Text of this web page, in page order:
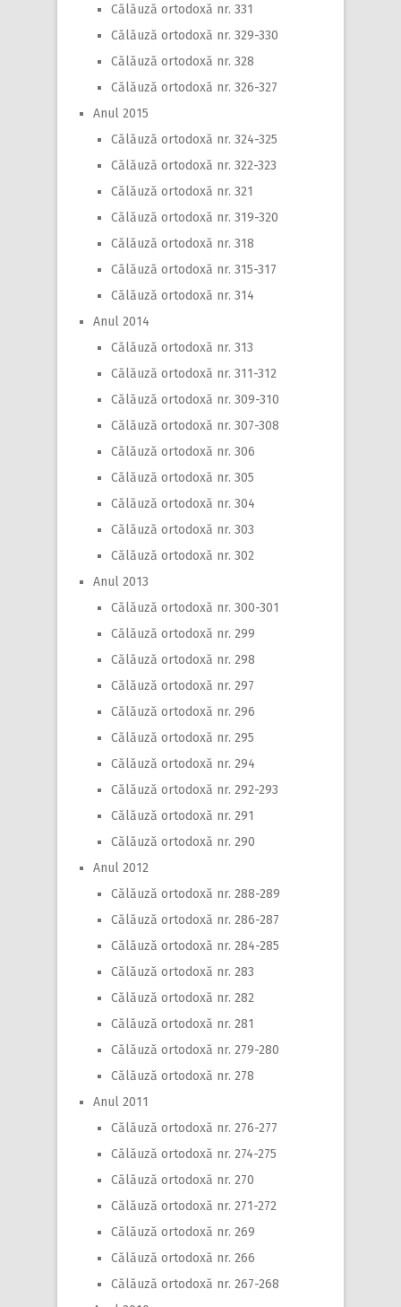
Călăuză ortodoxă nr. 331
Călăuză ortodoxă nr. 329-330
Călăuză ortodoxă nr. 328
Călăuză ortodoxă nr. 326-327
Anul 2015
Călăuză ortodoxă nr. 324-325
Călăuză ortodoxă nr. 322-323
Călăuză ortodoxă nr. 321
Călăuză ortodoxă nr. 319-320
Călăuză ortodoxă nr. 318
Călăuză ortodoxă nr. 315-317
Călăuză ortodoxă nr. 314
Anul 2014
Călăuză ortodoxă nr. 313
Călăuză ortodoxă nr. 311-312
Călăuză ortodoxă nr. 309-310
Călăuză ortodoxă nr. 307-308
Călăuză ortodoxă nr. 306
Călăuză ortodoxă nr. 305
Călăuză ortodoxă nr. 304
Călăuză ortodoxă nr. 303
Călăuză ortodoxă nr. 302
Anul 2013
Călăuză ortodoxă nr. 300-301
Călăuză ortodoxă nr. 299
Călăuză ortodoxă nr. 298
Călăuză ortodoxă nr. 297
Călăuză ortodoxă nr. 296
Călăuză ortodoxă nr. 295
Călăuză ortodoxă nr. 294
Călăuză ortodoxă nr. 292-293
Călăuză ortodoxă nr. 291
Călăuză ortodoxă nr. 290
Anul 2012
Călăuză ortodoxă nr. 288-289
Călăuză ortodoxă nr. 286-287
Călăuză ortodoxă nr. 284-285
Călăuză ortodoxă nr. 283
Călăuză ortodoxă nr. 282
Călăuză ortodoxă nr. 281
Călăuză ortodoxă nr. 279-280
Călăuză ortodoxă nr. 278
Anul 2011
Călăuză ortodoxă nr. 276-277
Călăuză ortodoxă nr. 274-275
Călăuză ortodoxă nr. 270
Călăuză ortodoxă nr. 271-272
Călăuză ortodoxă nr. 269
Călăuză ortodoxă nr. 266
Călăuză ortodoxă nr. 267-268